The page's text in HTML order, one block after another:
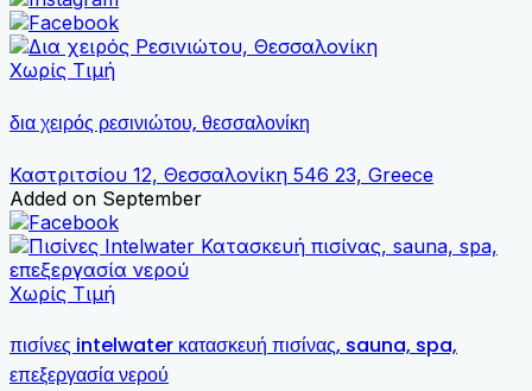
Χωρίς Τιμή
δια χειρός ρεσινιώτου, θεσσαλονίκη
Καστριτσίου 12, Θεσσαλονίκη 546 23, Greece
Added on September
Χωρίς Τιμή
πισίνες intelwater κατασκευή πισίνας, sauna, spa,
επεξεργασία νερού